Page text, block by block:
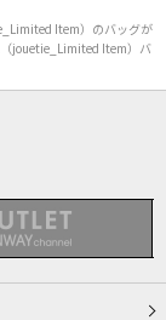
Item）のバッグが
（jouetie_Limited Item）バ